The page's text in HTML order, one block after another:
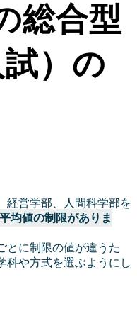
総合型
）の
経営学部、人間科学部を
均値の制限がありま
とに制限の値が違うた
科や方式を選ぶようにし